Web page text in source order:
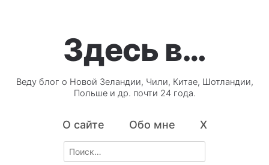
Здесь в…
Веду блог о Новой Зеландии, Чили, Китае, Шотландии,
Польше и др. почти 24 года.
О сайте Обо мне X
Search
for: